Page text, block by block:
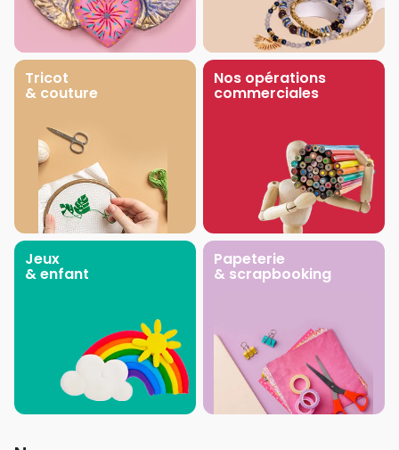
Tricot
& couture
Nos opérations
commerciales
Jeux
& enfant
Papeterie
& scrapbooking